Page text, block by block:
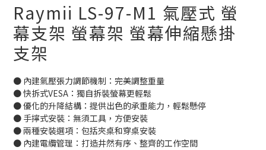
Raymii LS-97-M1 氣壓式 螢
幕支架 螢幕架 螢幕伸縮懸掛
支架
● 內建氣壓張力調節機制：完美調整重量
● 快拆式VESA：獨自拆裝螢幕更輕鬆
● 優化的升降結構：提供出色的承重能力，輕鬆懸停
● 手擰式安裝：無須工具，方便安裝
● 兩種安裝選項：包括夾桌和穿桌安裝
● 內建電纜管理：打造井然有序、整齊的工作空間